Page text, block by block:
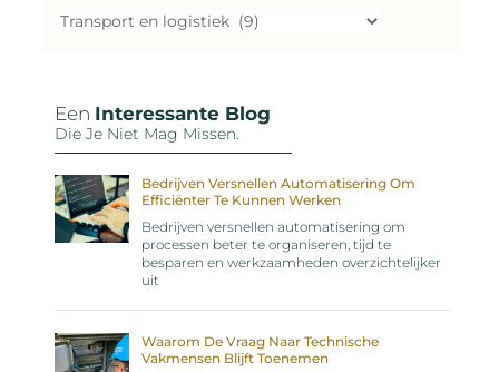
Een Interessante Blog
Die Je Niet Mag Missen.
Bedrijven Versnellen Automatisering Om
Efficiënter Te Kunnen Werken
Bedrijven versnellen automatisering om
processen beter te organiseren, tijd te
besparen en werkzaamheden overzichtelijker
uit
Waarom De Vraag Naar Technische
Vakmensen Blijft Toenemen